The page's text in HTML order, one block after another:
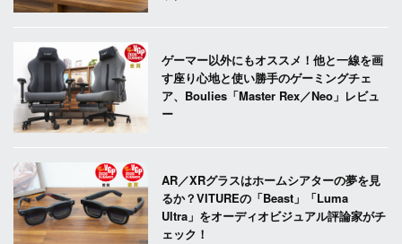
ゲーマー以外にもオススメ！他と一線を画
す座り心地と使い勝手のゲーミングチェ
ア、Boulies「Master Rex／Neo」レビュ
ー
AR／XRグラスはホームシアターの夢を見
るか？VITUREの「Beast」「Luma
Ultra」をオーディオビジュアル評論家がチ
ェック！